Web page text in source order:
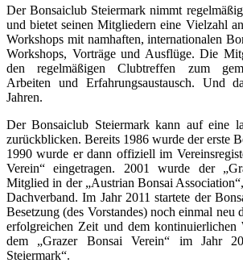
Der Bonsaiclub Steiermark nimmt
und bietet seinen Mitgliedern eine Vielzahl
Workshops mit namhaften, internationalen
Workshops, Vorträge und Ausflüge. Die
den regelmäßigen Clubtreffen zum
Arbeiten und Erfahrungsaustausch. Und
Jahren.
Der Bonsaiclub Steiermark kann auf eine
zurückblicken. Bereits 1986 wurde der erste
1990 wurde er dann offiziell im
Verein“ eingetragen. 2001 wurde der
Mitglied in der „Austrian Bonsai
Dachverband. Im Jahr 2011 startete der
Besetzung (des Vorstandes) noch einmal neu
erfolgreichen Zeit und dem kontinuierlichen
dem „Grazer Bonsai Verein“ im Jahr
Steiermark“.